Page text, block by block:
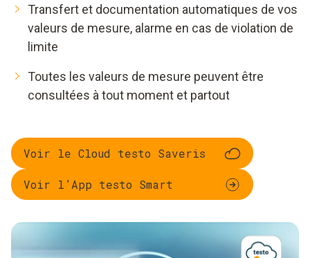
Transfert et documentation automatiques de vos
valeurs de mesure, alarme en cas de violation de
limite
Toutes les valeurs de mesure peuvent être
consultées à tout moment et partout
Voir le Cloud testo Saveris
Voir l’App testo Smart